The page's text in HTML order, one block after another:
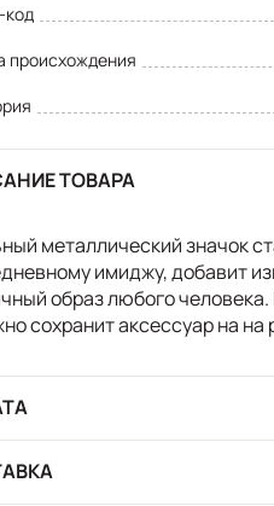
происхождения
ТОВАРА
металлический значок
имиджу, добавит
образ любого
сохранит аксессуар на